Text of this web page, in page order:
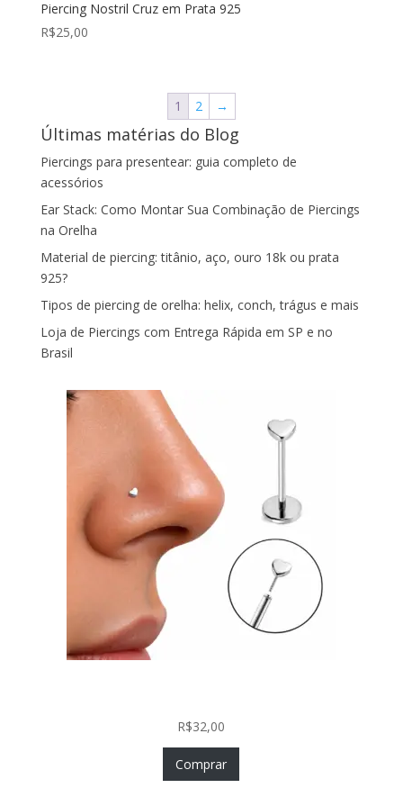
Piercing Nostril Cruz em Prata 925
R$25,00
1 2 →
Últimas matérias do Blog
Piercings para presentear: guia completo de
acessórios
Ear Stack: Como Montar Sua Combinação de Piercings
na Orelha
Material de piercing: titânio, aço, ouro 18k ou prata
925?
Tipos de piercing de orelha: helix, conch, trágus e mais
Loja de Piercings com Entrega Rápida em SP e no
Brasil
R$32,00
Comprar